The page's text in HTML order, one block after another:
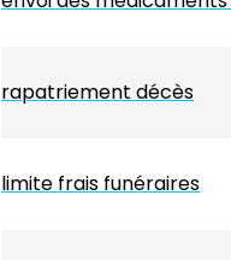
rapatriement décès
limite frais funéraires